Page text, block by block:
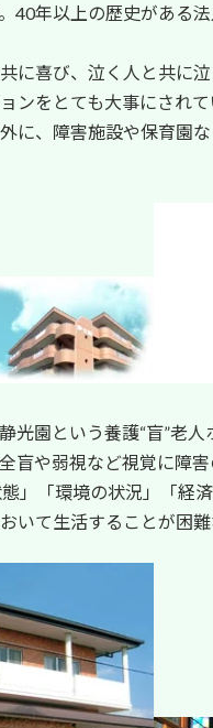
40年以上の歴史がある
に喜び、泣く人と共に
ンをとても大事にされて
に、障害施設や保育園
光園という養護“盲”老人
盲や弱視など視覚に障
」「環境の状況」「経
いて生活することが困